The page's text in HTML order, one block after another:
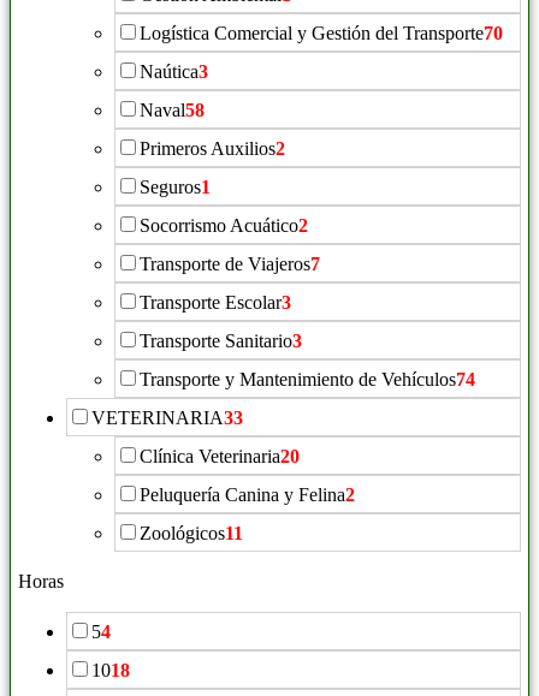
Logística Comercial y Gestión del Transporte70
Naútica3
Naval58
Primeros Auxilios2
Seguros1
Socorrismo Acuático2
Transporte de Viajeros7
Transporte Escolar3
Transporte Sanitario3
Transporte y Mantenimiento de Vehículos74
VETERINARIA33
Clínica Veterinaria20
Peluquería Canina y Felina2
Zoológicos11
Horas
54
1018